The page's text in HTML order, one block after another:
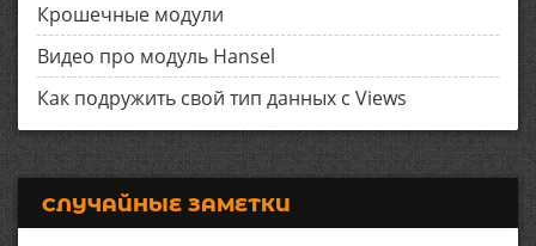
Крошечные модули
Видео про модуль Hansel
Как подружить свой тип данных с Views
СЛУЧАЙНЫЕ ЗАМЕТКИ